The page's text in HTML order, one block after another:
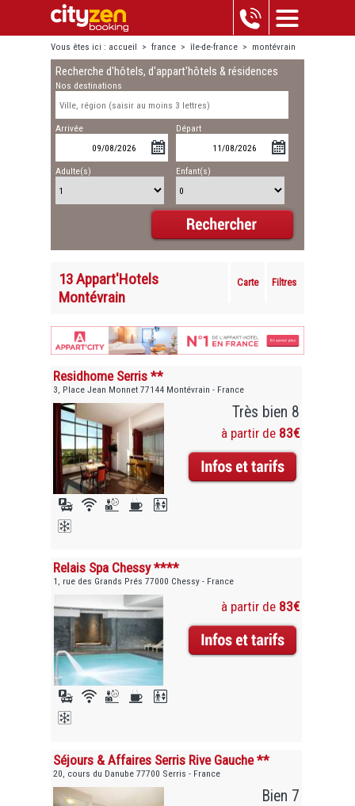
Vous êtes ici : accueil > france > île-de-france > montévrain
Recherche d'hôtels, d'appart'hôtels & résidences
Nos destinations
Arrivée Départ
Adulte(s) Enfant(s)
13 Appart'Hotels
Montévrain
Carte Filtres
Residhome Serris **
3, Place Jean Monnet 77144 Montévrain - France
Très bien 8
à partir de 83€
Relais Spa Chessy ****
1, rue des Grands Prés 77000 Chessy - France
à partir de 83€
Séjours & Affaires Serris Rive Gauche **
20, cours du Danube 77700 Serris - France
Bien 7